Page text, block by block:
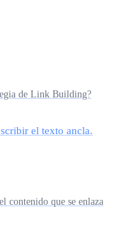
de Link Building?
el texto ancla.
contenido que se enlaza